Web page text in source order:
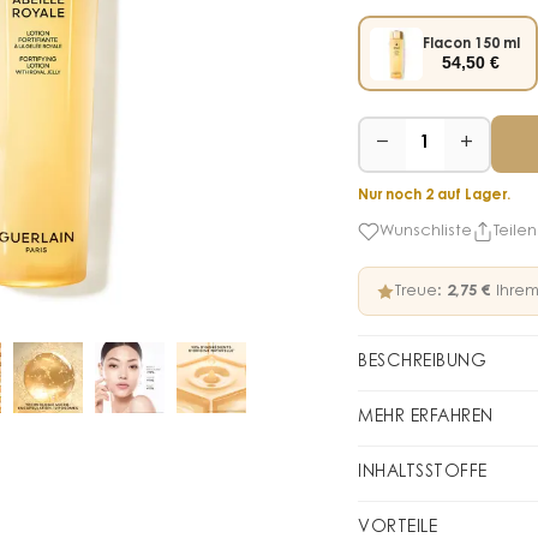
Flacon 150 ml
54,50 €
− +
Nur noch 2 auf Lager.
Wunschliste Teilen
Treue: 2,75 €
BESCHREIBUNG
25-mal
und der
Haut, ermöglicht sie
MEHR ERFAHREN
Wie wendet
INHALTSSTOFFE
Hinweis: Die
VORTEILE